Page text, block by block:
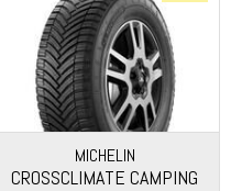
MICHELIN
CROSSCLIMATE CAMPING